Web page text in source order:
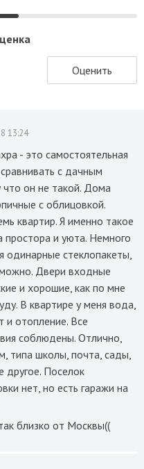
Оценить
13:24
- это самостоятельная
с дачным
он не такой. Дома
с облицовкой.
квартир. Я именно такое
простора и уюта. Немного
одинарные стеклопакеты,
Двери входные
и хорошие, как по мне
В квартире у меня вода,
и отопление. Все
соблюдены. Отлично,
типа школы, почта, сады,
другое. Поселок
нет, но есть гаражи на
близко от Москвы((